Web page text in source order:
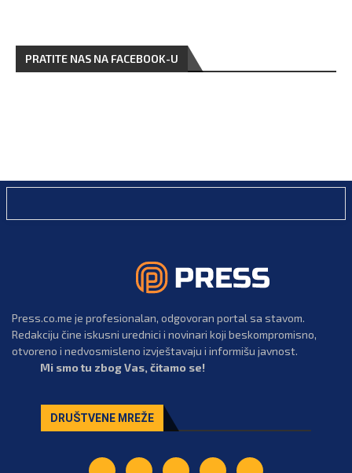
PRATITE NAS NA FACEBOOK-U
Press.co.me je profesionalan, odgovoran portal sa stavom.
Redakciju čine iskusni urednici i novinari koji beskompromisno,
otvoreno i nedvosmisleno izvještavaju i informišu javnost.
Mi smo tu zbog Vas, čitamo se!
DRUŠTVENE MREŽE